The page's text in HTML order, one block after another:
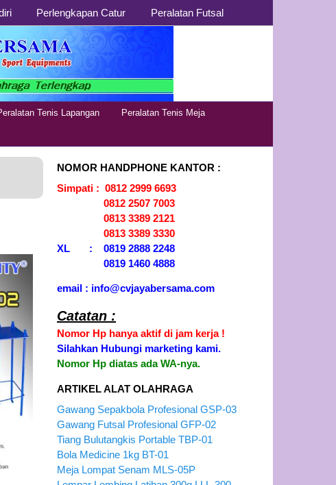
Perlengkapan Catur Peralatan Futsal
Tenis Lapangan Peralatan Tenis Meja
NOMOR HANDPHONE KANTOR :
Simpati : 0812 2999 6693
0812 2507 7003
0813 3389 2121
0813 3389 3330
XL : 0819 2888 2248
0819 1460 4888
email : info@cvjayabersama.com
Catatan :
Nomor Hp hanya aktif di jam kerja !
Silahkan Hubungi marketing kami.
Nomor Hp diatas ada WA-nya.
ARTIKEL ALAT OLAHRAGA
Gawang Sepakbola Profesional GSP-03
Gawang Futsal Profesional GFP-02
Tiang Bulutangkis Portable TBP-01
Bola Medicine 1kg BT-01
Meja Lompat Senam MLS-05P